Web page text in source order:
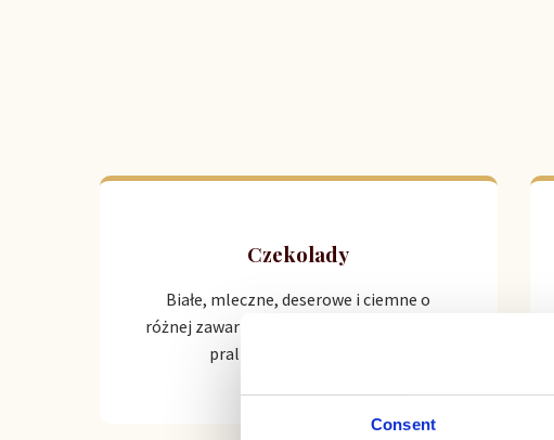
Consent
Czekolady
Białe, mleczne, deserowe i ciemne o
różnej zawartości kakao. Idealna baza dla
pralin, musów i kremów.